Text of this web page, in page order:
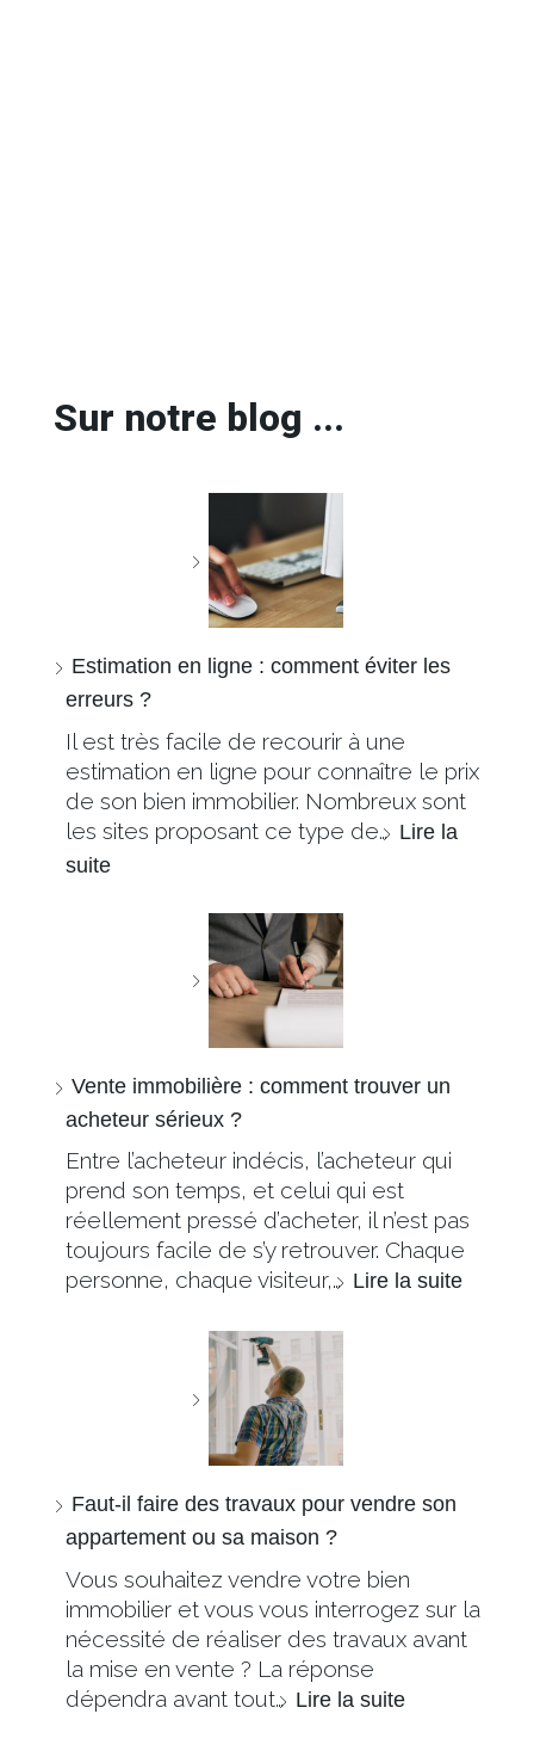
Sur notre blog ...
Estimation en ligne : comment éviter les
erreurs ?
Il est très facile de recourir à une
estimation en ligne pour connaître le prix
de son bien immobilier. Nombreux sont
les sites proposant ce type de… Lire la
suite
Vente immobilière : comment trouver un
acheteur sérieux ?
Entre l’acheteur indécis, l’acheteur qui
prend son temps, et celui qui est
réellement pressé d’acheter, il n’est pas
toujours facile de s’y retrouver. Chaque
personne, chaque visiteur,… Lire la suite
Faut-il faire des travaux pour vendre son
appartement ou sa maison ?
Vous souhaitez vendre votre bien
immobilier et vous vous interrogez sur la
nécessité de réaliser des travaux avant
la mise en vente ? La réponse
dépendra avant tout… Lire la suite